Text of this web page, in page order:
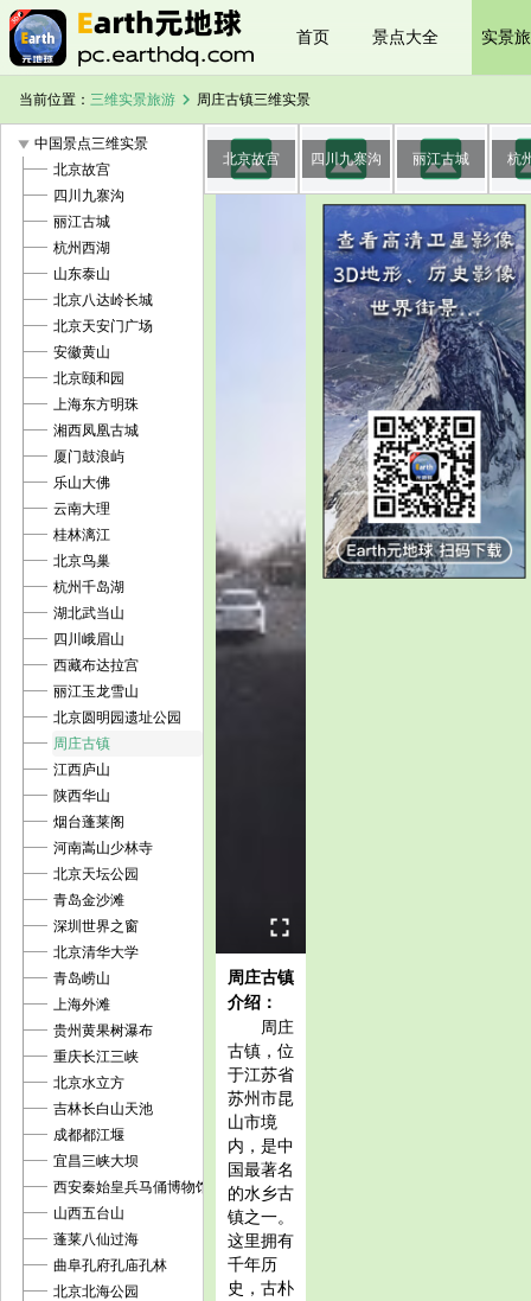
首页 景点大全 实景
当前位置： 三维实景旅游 chevron_right 周庄古镇三维实景
play_arrow 中国景点三维实景
北京故宫
四川九寨沟
丽江古城
杭州西湖
山东泰山
北京八达岭长城
北京天安门广场
安徽黄山
北京颐和园
上海东方明珠
湘西凤凰古城
厦门鼓浪屿
乐山大佛
云南大理
桂林漓江
北京鸟巢
杭州千岛湖
湖北武当山
四川峨眉山
西藏布达拉宫
丽江玉龙雪山
北京圆明园遗址公园
周庄古镇
江西庐山
陕西华山
烟台蓬莱阁
河南嵩山少林寺
北京天坛公园
青岛金沙滩
深圳世界之窗
北京清华大学
青岛崂山
上海外滩
贵州黄果树瀑布
重庆长江三峡
北京水立方
吉林长白山天池
成都都江堰
宜昌三峡大坝
西安秦始皇兵马俑博物馆
山西五台山
蓬莱八仙过海
曲阜孔府孔庙孔林
北京北海公园
image
北京故宫 image
四川九寨沟 image
丽江古城 杭
周庄古镇
介绍：
周庄
古镇，位
于江苏省
苏州市昆
山市境
内，是中
国最著名
的水乡古
镇之一。
这里拥有
千年历
史，古朴